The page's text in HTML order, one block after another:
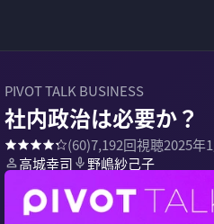
PIVOT TALK BUSINESS
社内政治は必要か？
(60)7,192回視聴2025年
高城幸司
野嶋紗己子